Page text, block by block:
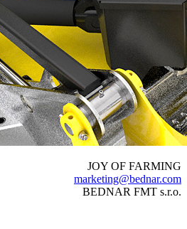
JOY OF FARMING
marketing@bednar.com
BEDNAR FMT s.r.o.